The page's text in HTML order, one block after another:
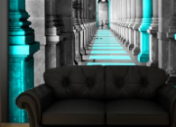
Opcje
można
wybrać
stronie